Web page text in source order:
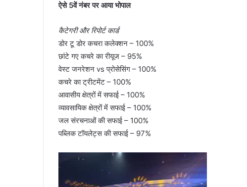
ऐसे 5वें नंबर पर आया भोपाल
कैटेगरी और रिपोर्ट कार्ड
डोर टू डोर कचरा कलेक्शन – 100%
छांटे गए कचरे का रीयूज – 95%
वेस्ट जनरेशन vs प्रोसेसिंग – 100%
कचरे का ट्रीटमेंट – 100%
आवासीय क्षेत्रों में सफाई – 100%
व्यावसायिक क्षेत्रों में सफाई – 100%
जल संरचनाओं की सफाई – 100%
पब्लिक टॉयलेट्स की सफाई – 97%